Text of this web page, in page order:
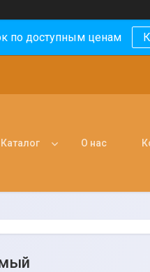
по доступным ценам
Каталог О нас